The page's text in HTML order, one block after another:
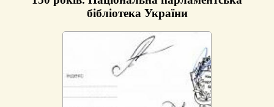
бібліотека України